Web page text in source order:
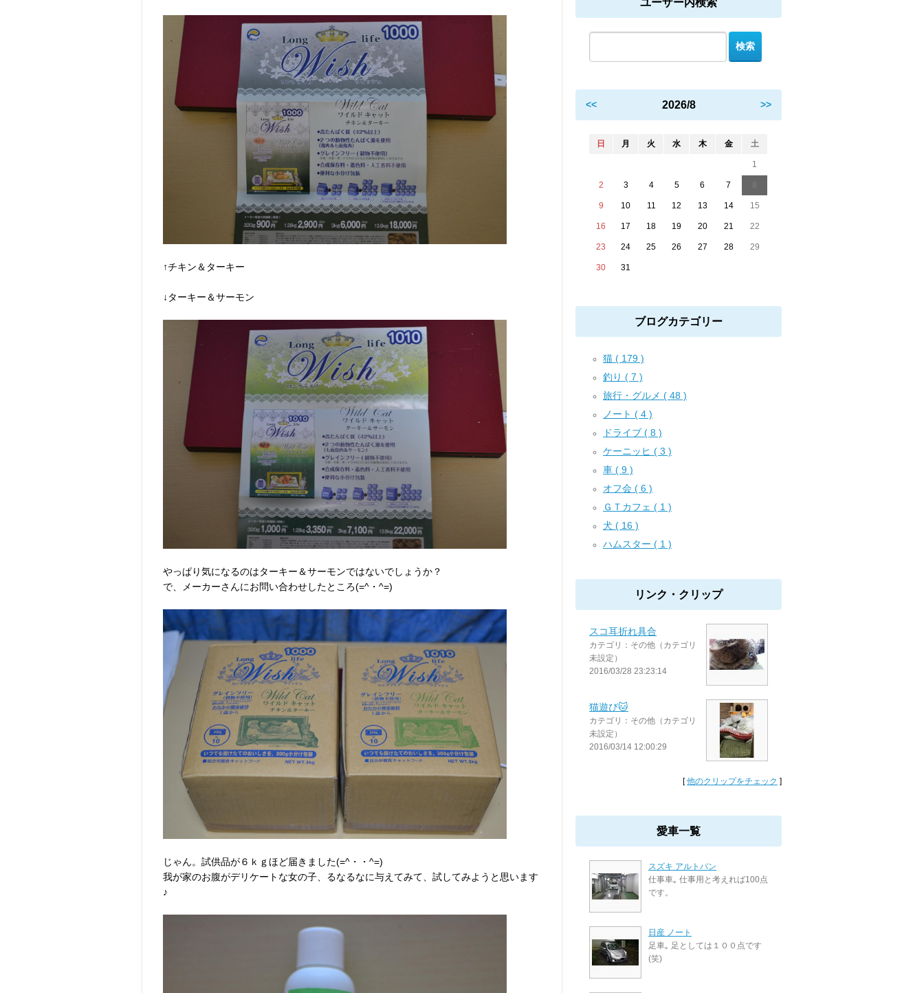
↑チキン＆ターキー
↓ターキー＆サーモン
やっぱり気になるのはターキー＆サーモンではないでしょうか？
で、メーカーさんにお問い合わせしたところ(=^・^=)
じゃん。試供品が６ｋｇほど届きました(=^・・^=)
我が家のお腹がデリケートな女の子、るなるなに与えてみて、試してみようと思います
♪
ユーザー内検索
<< 2026/8 >>
日 月 火 水 木 金 土
1
2 3 4 5 6 7
9 10 11 12 13 14 15
16 17 18 19 20 21 22
23 24 25 26 27 28 29
30 31
ブログカテゴリー
猫 ( 179 )
釣り ( 7 )
旅行・グルメ ( 48 )
ノート ( 4 )
ドライブ ( 8 )
ケーニッヒ ( 3 )
車 ( 9 )
オフ会 ( 6 )
ＧＴカフェ ( 1 )
犬 ( 16 )
ハムスター ( 1 )
リンク・クリップ
スコ耳折れ具合
カテゴリ：その他（カテゴリ
未設定）
2016/03/28 23:23:14
猫遊び🐱
カテゴリ：その他（カテゴリ
未設定）
2016/03/14 12:00:29
[他のクリップをチェック ]
愛車一覧
スズキ アルトバン
仕事車｡ 仕事用と考えれば100点
です。
日産 ノート
足車｡ 足としては１００点です
(笑)